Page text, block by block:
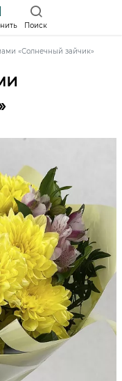
Поиск
«Солнечный зайчик»